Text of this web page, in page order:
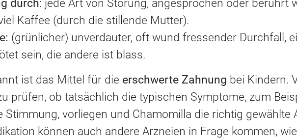
durch: jede Art von Störung, angesprochen oder berührt
Kaffee (durch die stillende Mutter).
(grünlicher) unverdauter, oft wund fressender Durchfall,
sein, die andere ist blass.
ist das Mittel für die erschwerte Zahnung bei Kindern.
prüfen, ob tatsächlich die typischen Symptome, zum
Stimmung, vorliegen und Chamomilla die richtig gewählte
können auch andere Arzneien in Frage kommen, wie